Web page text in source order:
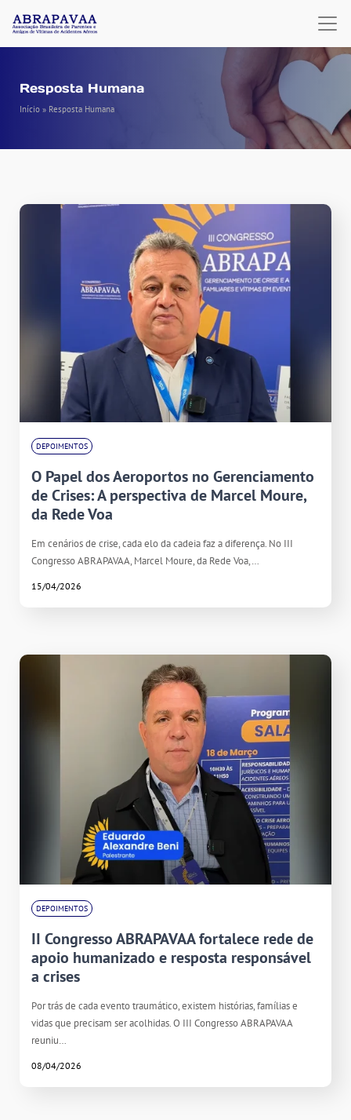
Resposta Humana
Início » Resposta Humana
DEPOIMENTOS
O Papel dos Aeroportos no Gerenciamento
de Crises: A perspectiva de Marcel Moure,
da Rede Voa
Em cenários de crise, cada elo da cadeia faz a diferença. No III
Congresso ABRAPAVAA, Marcel Moure, da Rede Voa,…
15/04/2026
DEPOIMENTOS
II Congresso ABRAPAVAA fortalece rede de
apoio humanizado e resposta responsável
a crises
Por trás de cada evento traumático, existem histórias, famílias e
vidas que precisam ser acolhidas. O III Congresso ABRAPAVAA
reuniu…
08/04/2026